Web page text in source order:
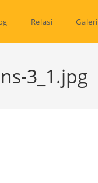
Relasi Galeri
3_1.jpg